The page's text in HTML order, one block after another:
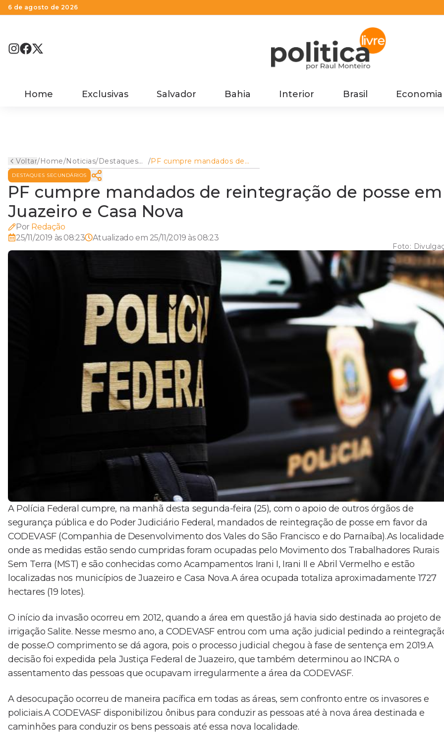
6 de agosto de 2026
Home Exclusivas Salvador Bahia Interior Brasil Economia
Voltar/Home/Noticias/Destaques
Secundários
/PF cumpre mandados de
reintegração de posse em
DESTAQUES SECUNDÁRIOS
PF cumpre mandados de reintegração de posse em
Juazeiro e Casa Nova
Por Redação
25/11/2019 às 08:23
Atualizado em 25/11/2019 às 08:23
Foto:
A Polícia Federal cumpre, na manhã desta segunda-feira (25), com o apoio de outros órgãos de
segurança pública e do Poder Judiciário Federal, mandados de reintegração de posse em favor da
CODEVASF (Companhia de Desenvolvimento dos Vales do São Francisco e do Parnaíba).As
onde as medidas estão sendo cumpridas foram ocupadas pelo Movimento dos Trabalhadores Rurais
Sem Terra (MST) e são conhecidas como Acampamentos Irani I, Irani II e Abril Vermelho e estão
localizadas nos municípios de Juazeiro e Casa Nova.A área ocupada totaliza aproximadamente 1727
hectares (19 lotes).
O início da invasão ocorreu em 2012, quando a área em questão já havia sido destinada ao projeto de
irrigação Salite. Nesse mesmo ano, a CODEVASF entrou com uma ação judicial pedindo a
de posse.O comprimento se dá agora, pois o processo judicial chegou à fase de sentença em 2019.A
decisão foi expedida pela Justiça Federal de Juazeiro, que também determinou ao INCRA o
assentamento das pessoas que ocupavam irregularmente a área da CODEVASF.
A desocupação ocorreu de maneira pacífica em todas as áreas, sem confronto entre os invasores e
policiais.A CODEVASF disponibilizou ônibus para conduzir as pessoas até à nova área destinada e
caminhões para conduzir os bens pessoais até essa nova localidade.